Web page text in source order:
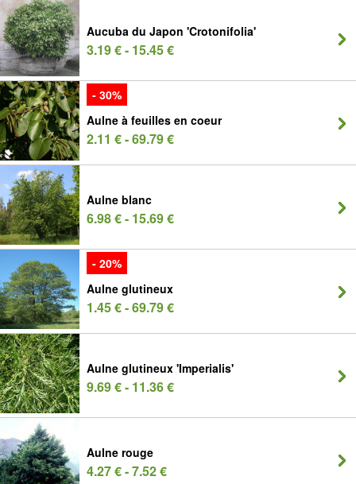
Aucuba du Japon 'Crotonifolia'
3.19 € - 15.45 €
- 30%
Aulne à feuilles en coeur
2.11 € - 69.79 €
Aulne blanc
6.98 € - 15.69 €
- 20%
Aulne glutineux
1.45 € - 69.79 €
Aulne glutineux 'Imperialis'
9.69 € - 11.36 €
Aulne rouge
4.27 € - 7.52 €